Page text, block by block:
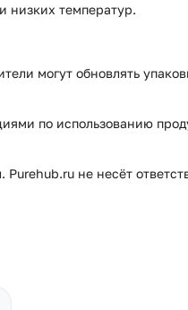
низких температур.
могут обновлять
по использованию
не несёт